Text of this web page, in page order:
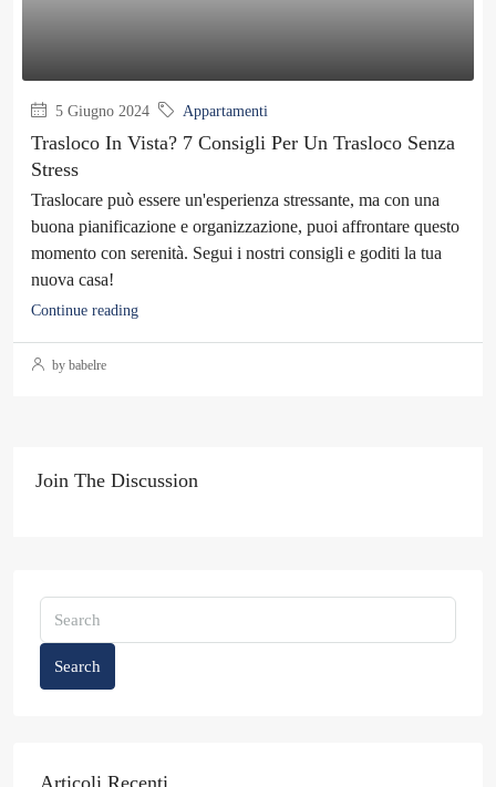
5 Giugno 2024 Appartamenti
Trasloco In Vista? 7 Consigli Per Un Trasloco Senza
Stress
Traslocare può essere un'esperienza stressante, ma con una
buona pianificazione e organizzazione, puoi affrontare questo
momento con serenità. Segui i nostri consigli e goditi la tua
nuova casa!
Continue reading
by babelre
Join The Discussion
Search
Articoli Recenti